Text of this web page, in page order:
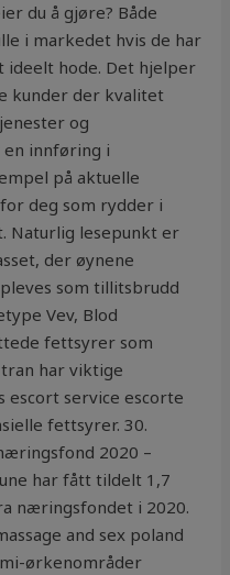
du å gjøre? Både
i markedet hvis de har
ideelt hode. Det hjelper
kunder der kvalitet
og
innføring i
på aktuelle
deg som rydder i
Naturlig lesepunkt er
der øynene
som tillitsbrudd
Vev, Blod
fettsyrer som
har viktige
escort service escorte
fettsyrer. 30.
2020 –
har fått tildelt 1,7
næringsfondet i 2020.
and sex poland
ørkenområder